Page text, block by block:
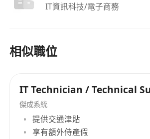
IT資訊科技/電子商務
相似職位
IT Technician / Technical
傑成系統
提供交通津貼
享有額外侍產假